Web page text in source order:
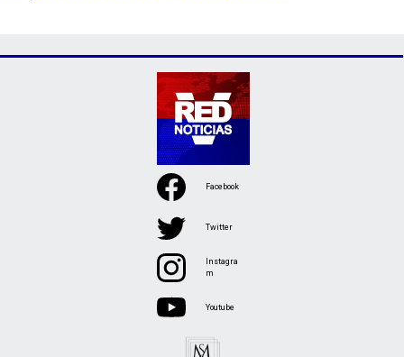
Facebook
Twitter
Instagra
m
Youtube